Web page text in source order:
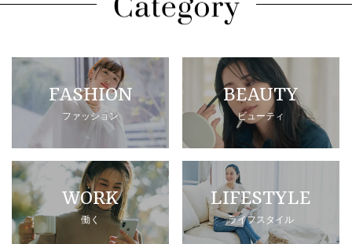
FASHION
ファッション
BEAUTY
ビューティ
WORK
働く
LIFESTYLE
ライフスタイル